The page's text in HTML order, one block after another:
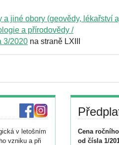
a jiné obory (geovědy, lékařství
a přírodovědy /
3/2020 na straně LXIII
v letošním
vzniku a při
Cena
od čísla 1/